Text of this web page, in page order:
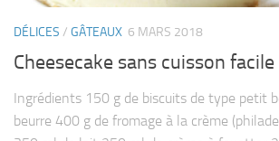
DÉLICES / GÂTEAUX 6 MARS 2018
Cheesecake sans cuisson
Ingrédients 150 g de biscuits de type petit
beurre 400 g de fromage à la crème